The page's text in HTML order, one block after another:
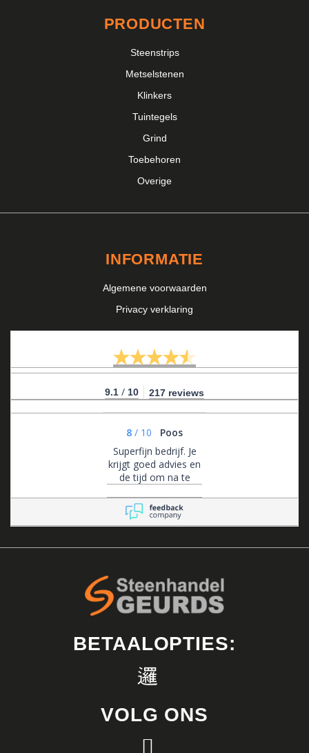
PRODUCTEN
Steenstrips
Metselstenen
Klinkers
Tuintegels
Grind
Toebehoren
Overige
INFORMATIE
Algemene voorwaarden
Privacy verklaring
9.1 / 10 217 reviews
8 / 10
Poos
Superfijn bedrijf. Je
krijgt goed advies en
de tijd om na te
bereikbaar voor
advies en flexibel in
het maken van
BETAALOPTIES:
VOLG ONS